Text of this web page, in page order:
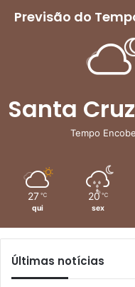
Previsão do
Santa
Tempo
27 ℃
qui
20 ℃
sex
Últimas notícias